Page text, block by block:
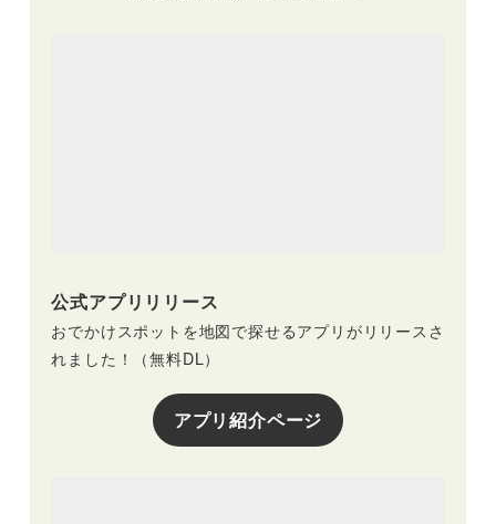
公式アプリリリース
おでかけスポットを地図で探せるアプリがリリースさ
れました！（無料DL）
アプリ紹介ページ